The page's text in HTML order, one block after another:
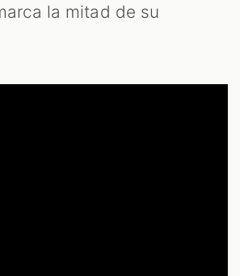
la mitad de su